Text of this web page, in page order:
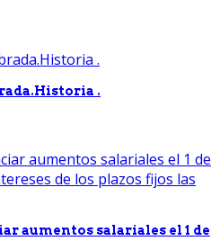
.
aumentos salariales el 1 de